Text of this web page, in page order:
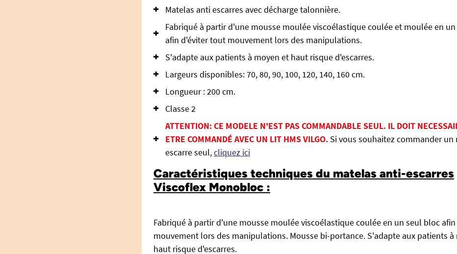
Matelas anti escarres avec décharge talonnière.
Fabriqué à partir d'une mousse moulée viscoélastique coulée et moulée en
afin d'éviter tout mouvement lors des manipulations.
S'adapte aux patients à moyen et haut risque d'escarres.
Largeurs disponibles: 70, 80, 90, 100, 120, 140, 160 cm.
Longueur : 200 cm.
Classe 2
ATTENTION: CE MODELE N'EST PAS COMMANDABLE SEUL. IL DOIT
ETRE COMMANDÉ AVEC UN LIT HMS VILGO. Si vous souhaitez commander
escarre seul,cliquez ici
Caractéristiques techniques du matelas anti-escarres
Viscoflex Monobloc :
Fabriqué à partir d'une mousse moulée viscoélastique coulée en un seul bloc
mouvement lors des manipulations. Mousse bi-portance. S'adapte aux patients à
haut risque d'escarres.